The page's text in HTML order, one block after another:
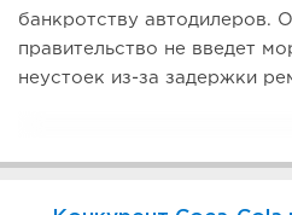
банкротству автодилеров.
правительство не введет
неустоек из-за задержки